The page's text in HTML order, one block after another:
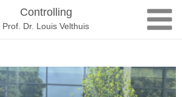
Controlling
Prof. Dr. Louis Velthuis